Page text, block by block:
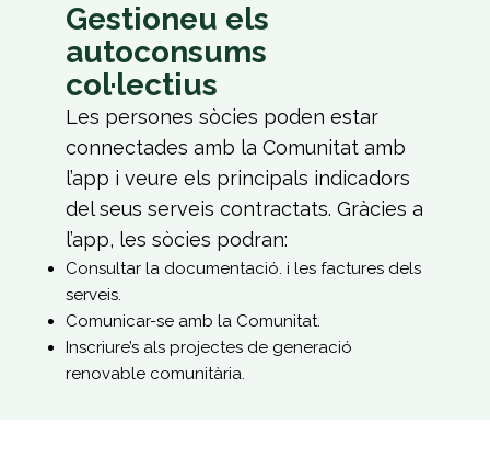
Gestioneu els
autoconsums
col·lectius
Les persones sòcies poden estar
connectades amb la Comunitat amb
l’app i veure els principals indicadors
del seus serveis contractats. Gràcies a
l’app, les sòcies podran:
Consultar la documentació. i les factures dels
serveis.
Comunicar-se amb la Comunitat.
Inscriure’s als projectes de generació
renovable comunitària.